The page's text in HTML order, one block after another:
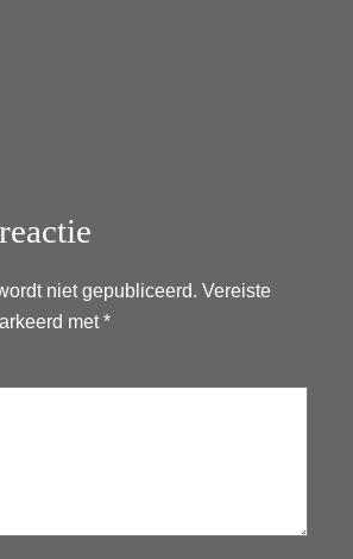
niet gepubliceerd. Vereiste
met*